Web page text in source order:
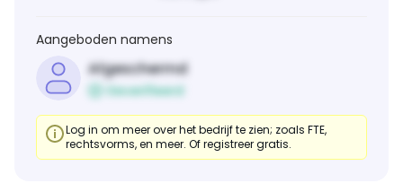
Aangeboden namens
Afgeschermd
Geverifieerd
Log in om meer over het bedrijf te zien; zoals FTE,
rechtsvorms, en meer. Of registreer gratis.